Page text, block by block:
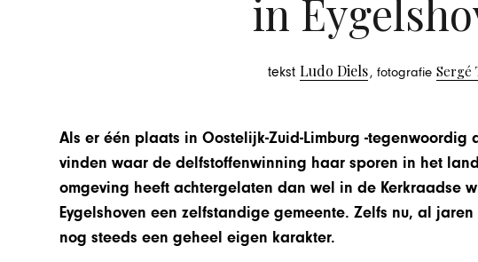
in
tekst Ludo Diels, fotografie Sergé
Als er één plaats in Oostelijk-Zuid-Limburg -tegenwoordig
vinden waar de delfstoffenwinning haar sporen in het
omgeving heeft achtergelaten dan wel in de Kerkraadse
Eygelshoven een zelfstandige gemeente. Zelfs nu, al
nog steeds een geheel eigen karakter.